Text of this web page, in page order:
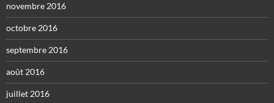
novembre 2016
octobre 2016
septembre 2016
août 2016
juillet 2016